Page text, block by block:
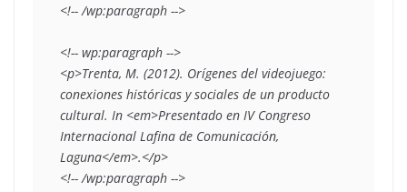
<!-- /wp:paragraph -->
<!-- wp:paragraph -->
<p>Trenta, M. (2012). Orígenes del videojuego:
conexiones históricas y sociales de un producto
cultural. In <em>Presentado en IV Congreso
Internacional Lafina de Comunicación,
Laguna</em>.</p>
<!-- /wp:paragraph -->